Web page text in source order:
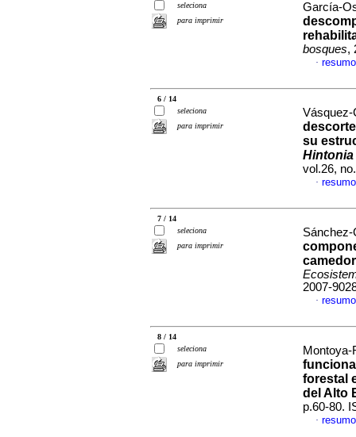
seleciona
para imprimir
García-
bosques,
·
6 / 14
seleciona
para imprimir
Vásquez-
su
vol.26,
·
7 / 14
seleciona
para imprimir
2007-
·
8 / 14
seleciona
para imprimir
forestal
del Alto
p.60-80.
·